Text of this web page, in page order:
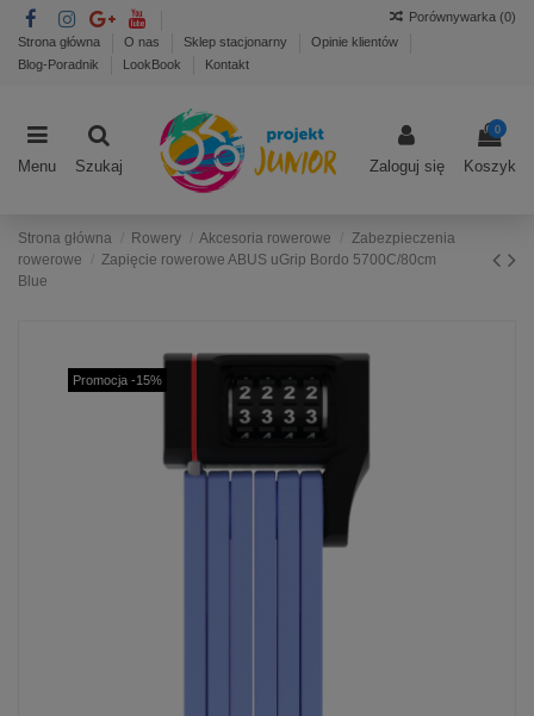
Strona główna O nas Sklep stacjonarny
Opinie klientów
Blog-Poradnik
LookBook Kontakt
Porównywarka (0)
Menu Szukaj Zaloguj się
0
Koszyk
Strona główna Rowery Akcesoria rowerowe
Zabezpieczenia
rowerowe
Zapięcie rowerowe ABUS uGrip Bordo 5700C/80cm
Blue
Promocja -15%